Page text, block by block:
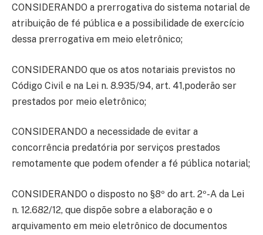
CONSIDERANDO a prerrogativa do sistema notarial de
atribuição de fé pública e a possibilidade de exercício
dessa prerrogativa em meio eletrônico;
CONSIDERANDO que os atos notariais previstos no
Código Civil e na Lei n. 8.935/94, art. 41,poderão ser
prestados por meio eletrônico;
CONSIDERANDO a necessidade de evitar a
concorrência predatória por serviços prestados
remotamente que podem ofender a fé pública notarial;
CONSIDERANDO o disposto no §8º do art. 2º-A da Lei
n. 12.682/12, que dispõe sobre a elaboração e o
arquivamento em meio eletrônico de documentos